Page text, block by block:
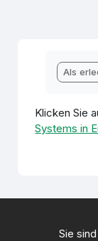
Als
Klicken Sie
Systems in
Sie